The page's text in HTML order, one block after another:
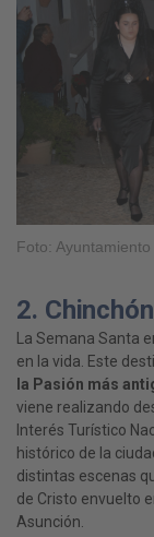
Foto:
2.
La Semana Santa
en la vida. Este
la Pasión más
viene realizando
Interés Turístico
histórico de la
distintas escenas
de Cristo envuelto
Asunción.